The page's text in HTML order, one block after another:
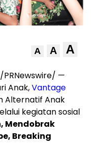
A A A
/PRNewswire/ —
Anak,Vantage
Alternatif Anak
kegiatan sosial
Mendobrak
Breaking